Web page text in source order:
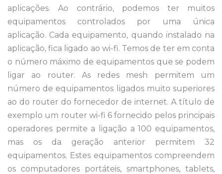
aplicações. Ao contrário, podemos ter muitos
equipamentos controlados por uma única
aplicação. Cada equipamento, quando instalado na
aplicação, fica ligado ao wi-fi. Temos de ter em conta
o número máximo de equipamentos que se podem
ligar ao router. As redes mesh permitem um
número de equipamentos ligados muito superiores
ao do router do fornecedor de internet. A título de
exemplo um router wi-fi 6 fornecido pelos principais
operadores permite a ligação a 100 equipamentos,
mas os da geração anterior permitem 32
equipamentos. Estes equipamentos compreendem
os computadores portáteis, smartphones, tablets,